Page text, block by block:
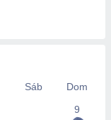
Sáb
Dom
9